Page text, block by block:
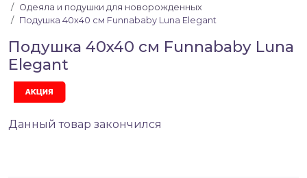
Одеяла и подушки для новорожденных
Подушка 40x40 см Funnababy Luna Elegant
Подушка 40x40 см Funnababy Luna
Elegant
Данный товар закончился